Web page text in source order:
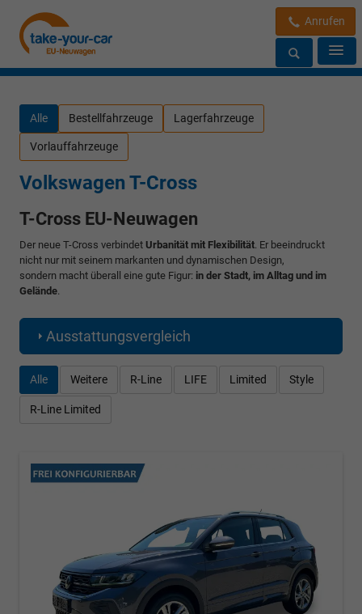
Anrufen
Alle Bestellfahrzeuge Lagerfahrzeuge
Vorlauffahrzeuge
Volkswagen T-Cross
T-Cross EU-Neuwagen
Der neue T-Cross verbindet Urbanität mit Flexibilität . Er beeindruckt
nicht nur mit seinem markanten und dynamischen Design,
sondern macht überall eine gute Figur: in der Stadt, im Alltag und im
Gelände
Ausstattungsvergleich
Alle Weitere R-Line LIFE Limited Style
R-Line Limited